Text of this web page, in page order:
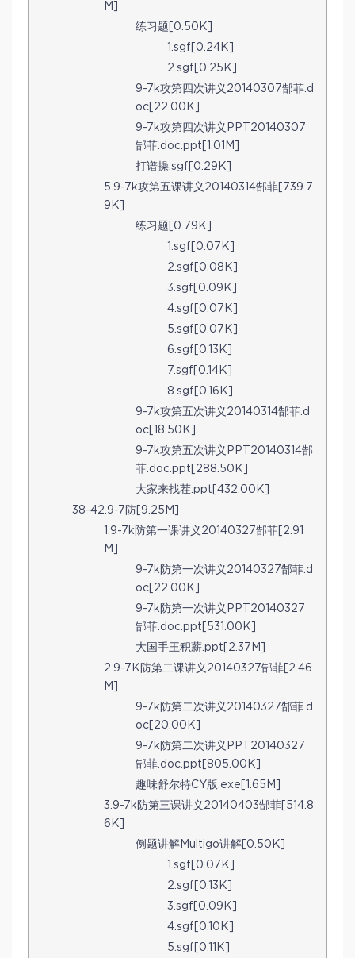
M]
练习题[0.50K]
1.sgf[0.24K]
2.sgf[0.25K]
9-7k攻第四次讲义20140307郜菲.d
oc[22.00K]
9-7k攻第四次讲义PPT20140307
郜菲.doc.ppt[1.01M]
打谱操.sgf[0.29K]
5.9-7k攻第五课讲义20140314郜菲[739.7
9K]
练习题[0.79K]
1.sgf[0.07K]
2.sgf[0.08K]
3.sgf[0.09K]
4.sgf[0.07K]
5.sgf[0.07K]
6.sgf[0.13K]
7.sgf[0.14K]
8.sgf[0.16K]
9-7k攻第五次讲义20140314郜菲.d
oc[18.50K]
9-7k攻第五次讲义PPT20140314郜
菲.doc.ppt[288.50K]
大家来找茬.ppt[432.00K]
38-42.9-7防[9.25M]
1.9-7k防第一课讲义20140327郜菲[2.91
M]
9-7k防第一次讲义20140327郜菲.d
oc[22.00K]
9-7k防第一次讲义PPT20140327
郜菲.doc.ppt[531.00K]
大国手王积薪.ppt[2.37M]
2.9-7K防第二课讲义20140327郜菲[2.46
M]
9-7k防第二次讲义20140327郜菲.d
oc[20.00K]
9-7k防第二次讲义PPT20140327
郜菲.doc.ppt[805.00K]
趣味舒尔特CY版.exe[1.65M]
3.9-7k防第三课讲义20140403郜菲[514.8
6K]
例题讲解Multigo讲解[0.50K]
1.sgf[0.07K]
2.sgf[0.13K]
3.sgf[0.09K]
4.sgf[0.10K]
5.sgf[0.11K]